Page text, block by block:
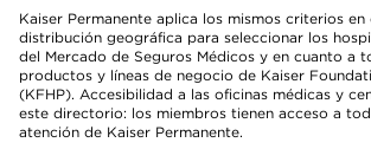
Kaiser Permanente aplica los mismos criterios en
distribución geográfica para seleccionar los
del Mercado de Seguros Médicos y en cuanto a
productos y líneas de negocio de Kaiser
(KFHP). Accesibilidad a las oficinas médicas y
este directorio: los miembros tienen acceso a
atención de Kaiser Permanente.